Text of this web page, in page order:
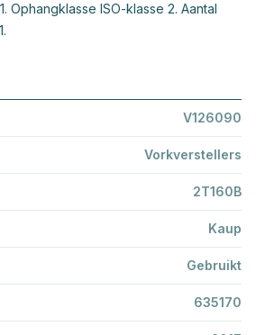
Ophangklasse ISO-klasse 2. Aantal
V126090
Vorkverstellers
2T160B
Kaup
Gebruikt
635170